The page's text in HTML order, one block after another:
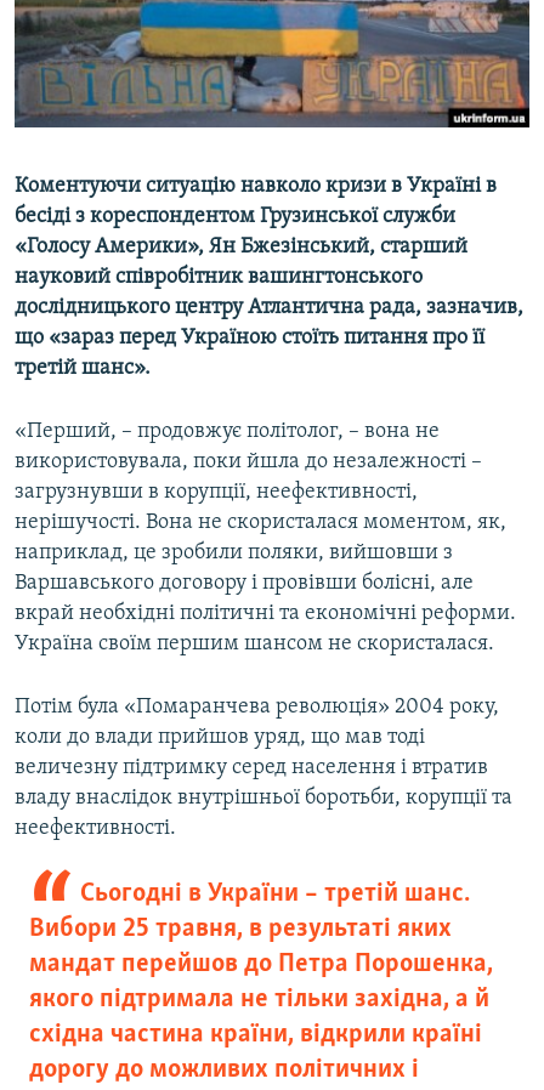
ВІДЕОУРОКИ «ELIFBE»
СВІДЧЕННЯ ОКУПАЦІЇ
УКРАЇНСЬКА ПРОБЛЕМА КРИМУ
Русский
Qırımtatar
Усі сайти RFE/RL
Коментуючи ситуацію навколо кризи в Україні в
бесіді з кореспондентом Грузинської служби
«Голосу Америки», Ян Бжезінський, старший
науковий співробітник вашингтонського
дослідницького центру Атлантична рада, зазначив,
що «зараз перед Україною стоїть питання про її
третій шанс».
«Перший, – продовжує політолог, – вона не
використовувала, поки йшла до незалежності –
загрузнувши в корупції, неефективності,
нерішучості. Вона не скористалася моментом, як,
наприклад, це зробили поляки, вийшовши з
Варшавського договору і провівши болісні, але
вкрай необхідні політичні та економічні реформи.
Україна своїм першим шансом не скористалася.
Потім була «Помаранчева революція» 2004 року,
коли до влади прийшов уряд, що мав тоді
величезну підтримку серед населення і втратив
владу внаслідок внутрішньої боротьби, корупції та
неефективності.
Сьогодні в України – третій шанс.
Вибори 25 травня, в результаті яких
мандат перейшов до Петра Порошенка,
якого підтримала не тільки західна, а й
східна частина країни, відкрили країні
дорогу до можливих політичних і